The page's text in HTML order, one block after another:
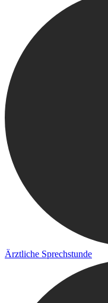
Ärztliche Sprechstunde